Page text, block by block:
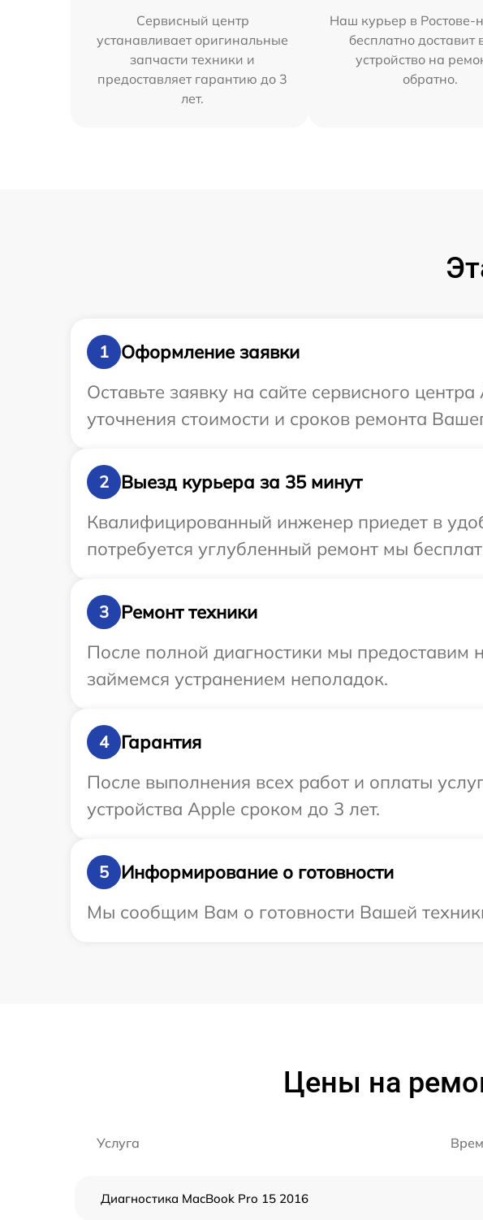
Сервисный центр
устанавливает оригинальные
запчасти техники и
предоставляет гарантию до 3
лет.
Наш курьер в Ростове-
бесплатно доставит
устройство на
обратно.
1
Оформление заявки
Оставьте заявку на сайте сервисного
уточнения стоимости и сроков ремонта
2
Выезд курьера за 35 минут
Квалифицированный инженер приедет в
потребуется углубленный ремонт мы
3
Ремонт техники
После полной диагностики мы предоставим
займемся устранением неполадок.
4
Гарантия
После выполнения всех работ и оплаты
устройства Apple сроком до 3 лет.
5
Информирование о готовности
Мы сообщим Вам о готовности Вашей
Цены на
Услуга
Диагностика MacBook Pro 15 2016